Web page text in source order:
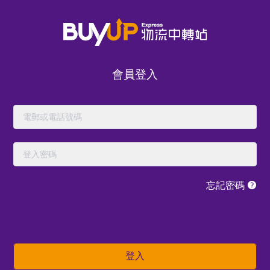
立即體驗我們的
會員登入
忘記密碼
登入